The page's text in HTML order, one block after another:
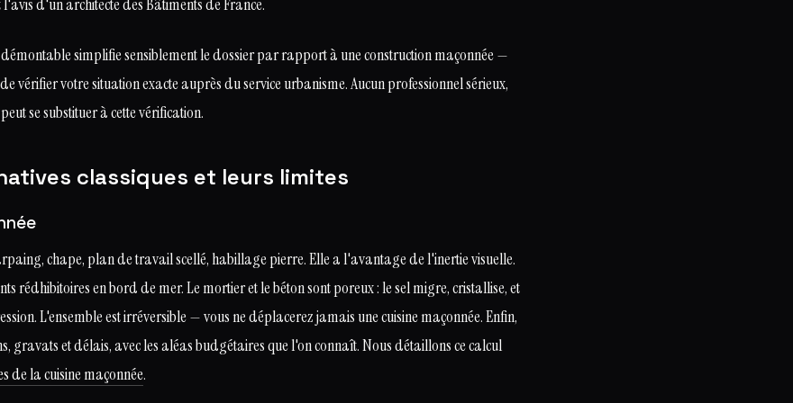
d'un architecte des Bâtiments de France.
simplifie sensiblement le dossier par rapport à une construction maçonnée —
vérifier votre situation exacte auprès du service urbanisme. Aucun professionnel sérieux,
se substituer à cette vérification.
classiques et leurs limites
chape, plan de travail scellé, habillage pierre. Elle a l'avantage de l'inertie visuelle.
rédhibitoires en bord de mer. Le mortier et le béton sont poreux : le sel migre, cristallise, et
L'ensemble est irréversible — vous ne déplacerez jamais une cuisine maçonnée. Enfin,
gravats et délais, avec les aléas budgétaires que l'on connaît. Nous détaillons ce calcul
de la cuisine maçonnée.